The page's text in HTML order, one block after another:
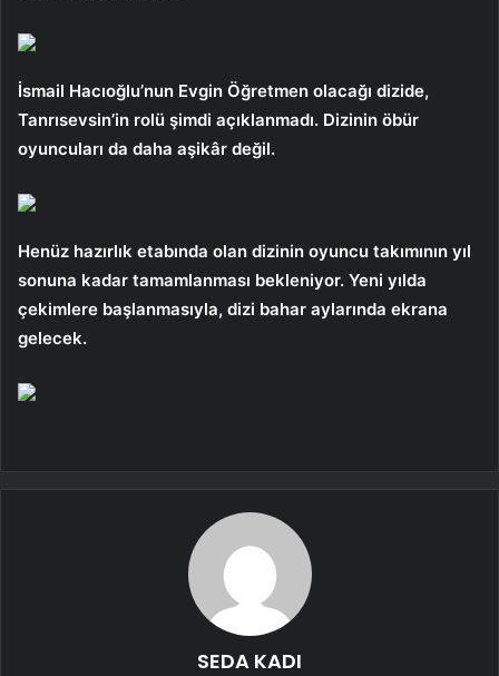
İsmail Hacıoğlu’nun Evgin Öğretmen olacağı dizide,
Tanrısevsin’in rolü şimdi açıklanmadı. Dizinin öbür
oyuncuları da daha aşikâr değil.
Henüz hazırlık etabında olan dizinin oyuncu takımının yıl
sonuna kadar tamamlanması bekleniyor. Yeni yılda
çekimlere başlanmasıyla, dizi bahar aylarında ekrana
gelecek.
SEDA KADI